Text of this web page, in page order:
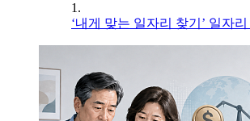
1.
‘내게 맞는 일자리 찾기’ 일자